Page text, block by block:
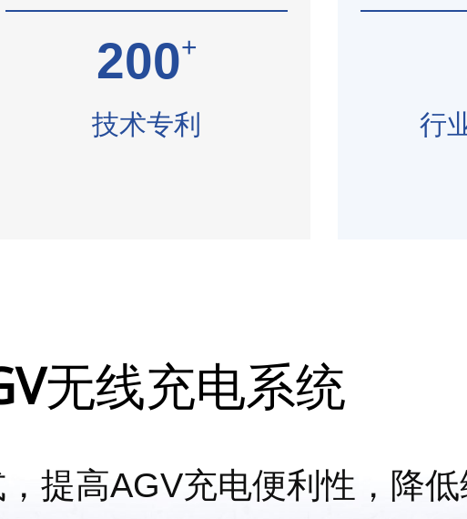
200+
技术专利 行
无线充电系统
提高AGV充电便利性，降低